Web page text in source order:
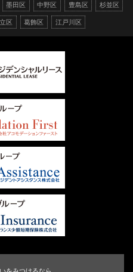
墨田区 中野区 豊島区 杉並区
区 葛飾区 江戸川区
をみつけるなら